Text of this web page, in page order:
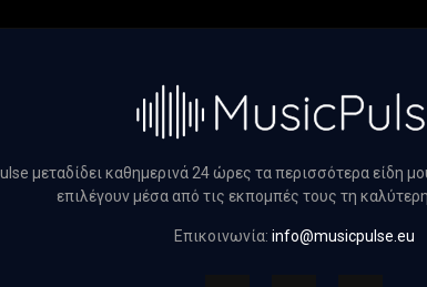
μεταδίδει καθημερινά 24 ώρες τα περισσότερα είδη
επιλέγουν μέσα από τις εκπομπές τους τη
Επικοινωνία: info@musicpulse.eu